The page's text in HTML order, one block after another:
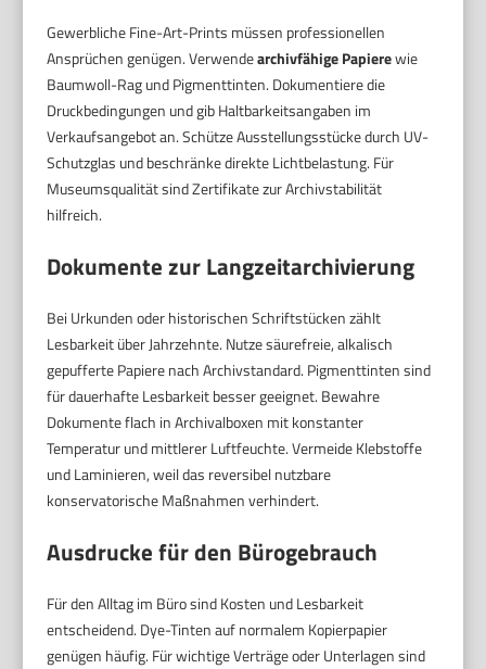
Gewerbliche Fine-Art-Prints müssen professionellen
Ansprüchen genügen. Verwendearchivfähige Papierewie
Baumwoll-Rag und Pigmenttinten. Dokumentiere die
Druckbedingungen und gib Haltbarkeitsangaben im
Verkaufsangebot an. Schütze Ausstellungsstücke durch UV-
Schutzglas und beschränke direkte Lichtbelastung. Für
Museumsqualität sind Zertifikate zur Archivstabilität
hilfreich.
Dokumente zur Langzeitarchivierung
Bei Urkunden oder historischen Schriftstücken zählt
Lesbarkeit über Jahrzehnte. Nutze säurefreie, alkalisch
gepufferte Papiere nach Archivstandard. Pigmenttinten sind
für dauerhafte Lesbarkeit besser geeignet. Bewahre
Dokumente flach in Archivalboxen mit konstanter
Temperatur und mittlerer Luftfeuchte. Vermeide Klebstoffe
und Laminieren, weil das reversibel nutzbare
konservatorische Maßnahmen verhindert.
Ausdrucke für den Bürogebrauch
Für den Alltag im Büro sind Kosten und Lesbarkeit
entscheidend. Dye-Tinten auf normalem Kopierpapier
genügen häufig. Für wichtige Verträge oder Unterlagen sind